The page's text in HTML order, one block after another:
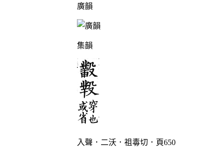
廣韻
集韻
入聲．二沃．祖毒切．頁650